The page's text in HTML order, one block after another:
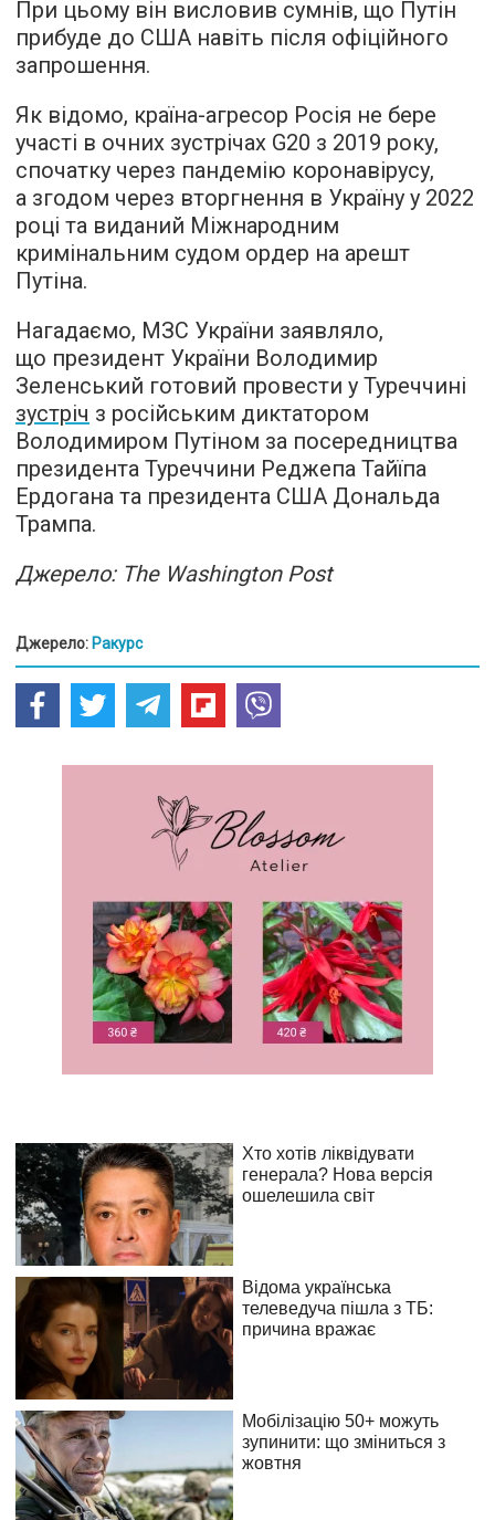
При цьому він висловив сумнів, що Путін
прибуде до США навіть після офіційного
запрошення.
Як відомо, країна-агресор Росія не бере
участі в очних зустрічах G20 з 2019 року,
спочатку через пандемію коронавірусу,
а згодом через вторгнення в Україну у 2022
році та виданий Міжнародним
кримінальним судом ордер на арешт
Путіна.
Нагадаємо, МЗС України заявляло,
що президент України Володимир
Зеленський готовий провести у Туреччині
зустріч з російським диктатором
Володимиром Путіном за посередництва
президента Туреччини Реджепа Тайїпа
Ердогана та президента США Дональда
Трампа.
Джерело: The Washington Post
Джерело: Ракурс